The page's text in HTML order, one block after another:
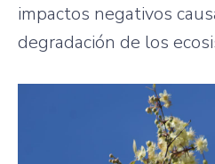
impactos negativos
degradación de los